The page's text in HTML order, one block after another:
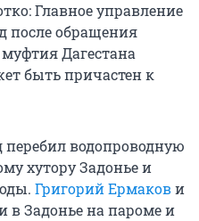
Главное управление
после обращения
Дагестана
быть причастен к
перебил водопроводную
хутору Задонье и
Григорий Ермакови
в Задонье на пароме и